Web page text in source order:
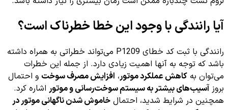
آیا رانندگی با وجود این خطا خطرناک است؟
رانندگی با ثبت کد خطای P1209 می‌تواند خطراتی به همراه داشته
باشد که توجه به آنها اهمیت زیادی دارد. از جمله این خطرات
می‌توان به کاهش عملکرد موتور، افزایش مصرف سوخت و احتمال
بروز آسیب‌های بیشتر به سیستم سوخت‌رسانی و موتور اشاره کرد.
همچنین در شرایط شدید، احتمال خاموش شدن ناگهانی موتور در